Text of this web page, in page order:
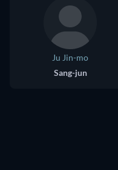
Ju Jin-mo
Sang-jun